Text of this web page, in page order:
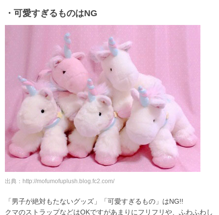
・可愛すぎるものはNG
出典：http://mofumofuplush.blog.fc2.com/
「男子が絶対もたないグッズ」「可愛すぎるもの」はNG!!
クマのストラップなどはOKですがあまりにフリフリや、ふわふわし